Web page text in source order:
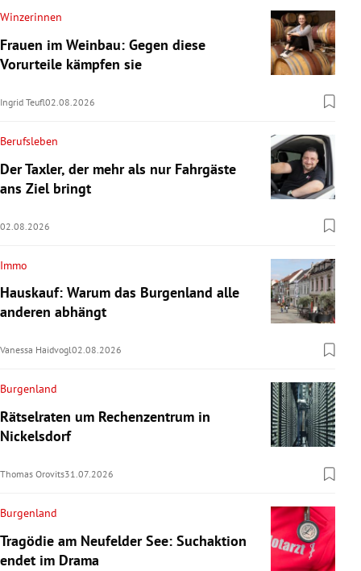
Winzerinnen
Frauen im Weinbau: Gegen diese
Vorurteile kämpfen sie
Ingrid Teufl02.08.2026
Berufsleben
Der Taxler, der mehr als nur Fahrgäste
ans Ziel bringt
02.08.2026
Immo
Hauskauf: Warum das Burgenland alle
anderen abhängt
Vanessa Haidvogl02.08.2026
Burgenland
Rätselraten um Rechenzentrum in
Nickelsdorf
Thomas Orovits31.07.2026
Burgenland
Tragödie am Neufelder See: Suchaktion
endet im Drama